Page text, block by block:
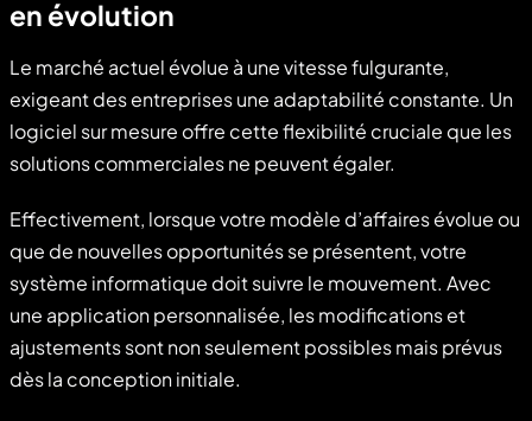
en évolution
Le marché actuel évolue à une vitesse fulgurante,
exigeant des entreprises une adaptabilité constante. Un
logiciel sur mesure offre cette flexibilité cruciale que les
solutions commerciales ne peuvent égaler.
Effectivement, lorsque votre modèle d’affaires évolue ou
que de nouvelles opportunités se présentent, votre
système informatique doit suivre le mouvement. Avec
une application personnalisée, les modifications et
ajustements sont non seulement possibles mais prévus
dès la conception initiale.